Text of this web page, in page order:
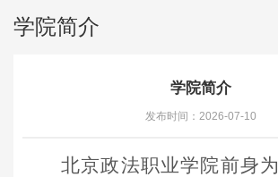
学院简介
学院简介
发布时间：2026-07-10
北京政法职业学院前身为